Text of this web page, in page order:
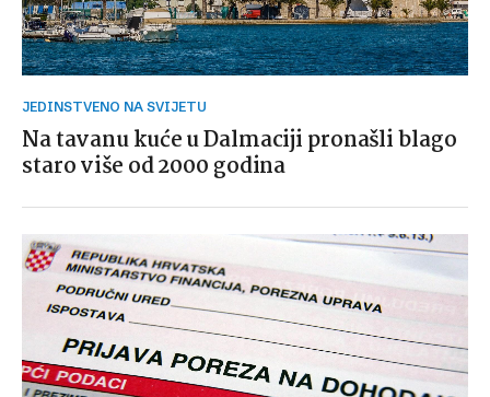
JEDINSTVENO NA SVIJETU
Na tavanu kuće u Dalmaciji pronašli blago
staro više od 2000 godina